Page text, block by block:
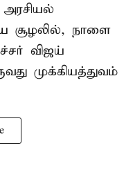
அரசியல்
சூழலில், நாளை
விஜய்
முக்கியத்துவம்